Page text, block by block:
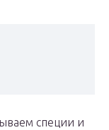
специи и